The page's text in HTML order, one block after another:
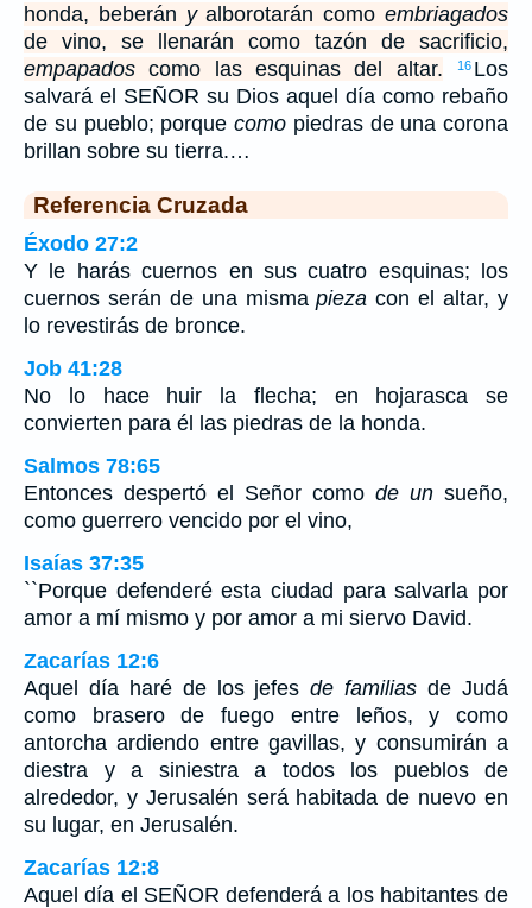
honda, beberán yalborotarán comoembriagados
de vino, se llenarán como tazón de sacrificio,
empapados como las esquinas del altar. 16 Los
salvará el SEÑOR su Dios aquel día como rebaño
de su pueblo; porque como piedras de una corona
brillan sobre su tierra.…
Referencia Cruzada
Éxodo 27:2
Y le harás cuernos en sus cuatro esquinas; los
cuernos serán de una mismapieza con el altar, y
lo revestirás de bronce.
Job 41:28
No lo hace huir la flecha; en hojarasca se
convierten para él las piedras de la honda.
Salmos 78:65
Entonces despertó el Señor como de un sueño,
como guerrero vencido por el vino,
Isaías 37:35
``Porque defenderé esta ciudad para salvarla por
amor a mí mismo y por amor a mi siervo David.
Zacarías 12:6
Aquel día haré de los jefesde familias de Judá
como brasero de fuego entre leños, y como
antorcha ardiendo entre gavillas, y consumirán a
diestra y a siniestra a todos los pueblos de
alrededor, y Jerusalén será habitada de nuevo en
su lugar, en Jerusalén.
Zacarías 12:8
Aquel día el SEÑOR defenderá a los habitantes de